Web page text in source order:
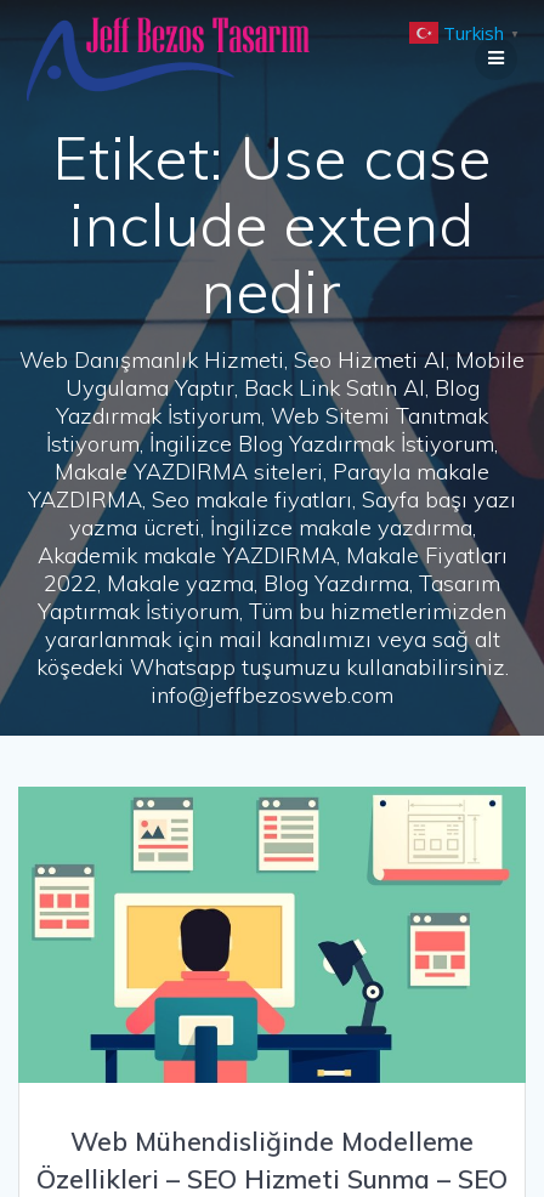
to
Etiket:Use case
include extend
nedir
Web Danışmanlık Hizmeti, Seo Hizmeti Al, Mobile
Uygulama Yaptır, Back Link Satın Al, Blog
Yazdırmak İstiyorum, Web Sitemi Tanıtmak
İstiyorum, İngilizce Blog Yazdırmak İstiyorum,
Makale YAZDIRMA siteleri, Parayla makale
YAZDIRMA, Seo makale fiyatları, Sayfa başı yazı
yazma ücreti, İngilizce makale yazdırma,
Akademik makale YAZDIRMA, Makale Fiyatları
2022, Makale yazma, Blog Yazdırma, Tasarım
Yaptırmak İstiyorum, Tüm bu hizmetlerimizden
yararlanmak için mail kanalımızı veya sağ alt
köşedeki Whatsapp tuşumuzu kullanabilirsiniz.
info@jeffbezosweb.com
Web Mühendisliğinde Modelleme
Özellikleri – SEO Hizmeti Sunma – SEO
Turkish ▼